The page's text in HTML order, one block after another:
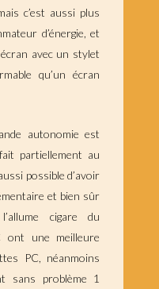
c’est aussi plus
d’énergie, et
avec un stylet
qu’un écran
autonomie est
partiellement au
possible d’avoir
et bien sûr
cigare du
ont une meilleure
PC, néanmoins
sans problème 1